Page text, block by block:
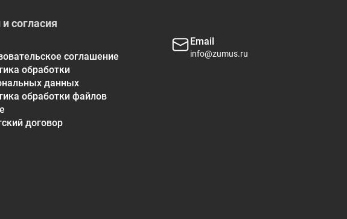
*
75 mg
50 mg
согласия
соглашение
обработки
данных
обработки файлов
договор
Email
info@zumus.ru